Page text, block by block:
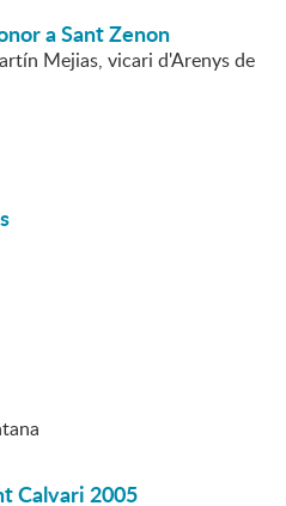
a Sant Zenon
Mejias, vicari d'Arenys de
Calvari 2005